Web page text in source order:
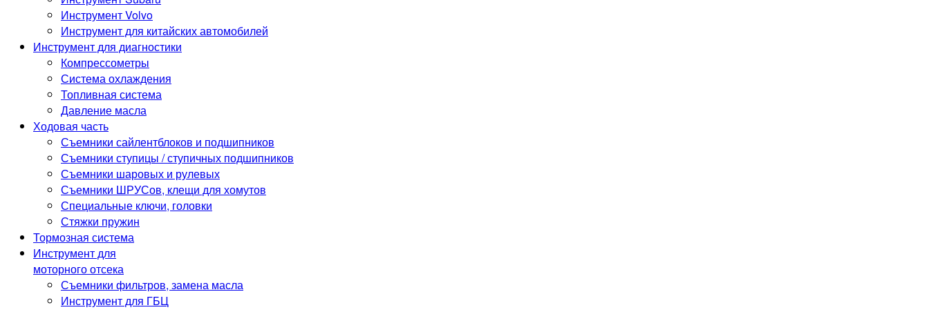
Инструмент Volvo
Инструмент для китайских автомобилей
Инструмент для диагностики
Компрессометры
Система охлаждения
Топливная система
Давление масла
Ходовая часть
Съемники сайлентблоков и подшипников
Съемники ступицы / ступичных подшипников
Съемники шаровых и рулевых
Съемники ШРУСов, клещи для хомутов
Специальные ключи, головки
Стяжки пружин
Тормозная система
Инструмент для
моторного отсека
Съемники фильтров, замена масла
Инструмент для ГБЦ